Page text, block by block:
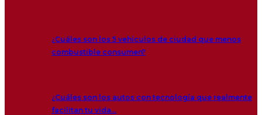
¿Cuáles son los 5 vehículos de ciudad que menos
combustible consumen?
¿Cuáles son los autos con tecnología que realmente
facilitan tu vida…